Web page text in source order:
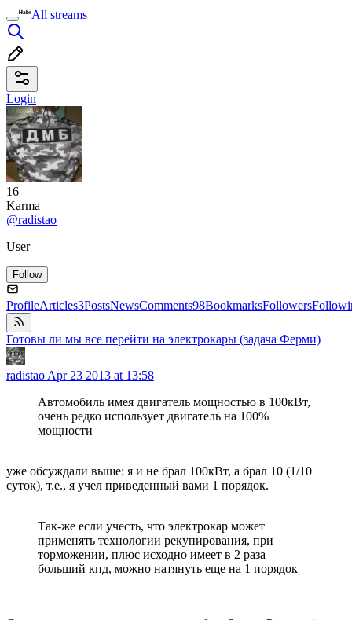
All streams
Login
16
Karma
@radistao
User
Follow
ProfileArticles3PostsNewsComments98BookmarksFollowers
Готовы ли мы все перейти на электрокары (задача Ферми)
radistao Apr 23 2013 at 13:58
Автомобиль имея двигатель мощностью в 100кВт,
очень редко использует двигатель на 100%
мощности
уже обсуждали выше: я и не брал 100кВт, а брал 10 (1/10
суток), т.е., я учел приведенный вами 1 порядок.
Так-же если учесть, что электрокар может
применять технологии рекупирования, при
торможении, плюс исходно имеет в 2 раза
больший кпд, можно натянуть еще на 1 порядок